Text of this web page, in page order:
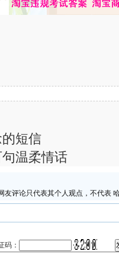
短信
温柔情话
友评论只代表其个人观点，不代表
码：